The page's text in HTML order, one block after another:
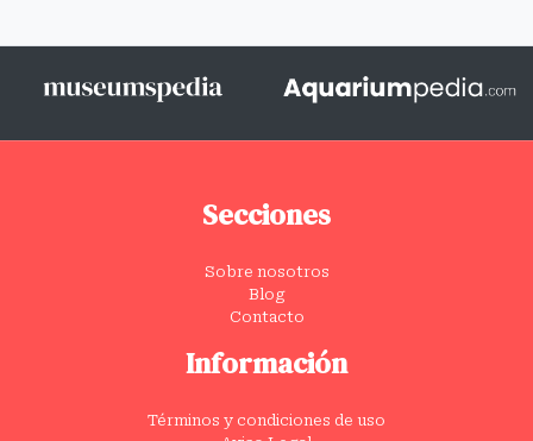
Secciones
Sobre nosotros
Blog
Contacto
Información
Términos y condiciones de uso